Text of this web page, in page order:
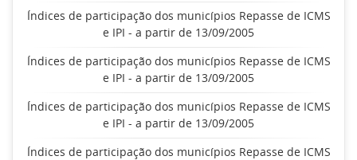
Índices de participação dos municípios Repasse de ICMS
e IPI - a partir de 13/09/2005
Índices de participação dos municípios Repasse de ICMS
e IPI - a partir de 13/09/2005
Índices de participação dos municípios Repasse de ICMS
e IPI - a partir de 13/09/2005
Índices de participação dos municípios Repasse de ICMS